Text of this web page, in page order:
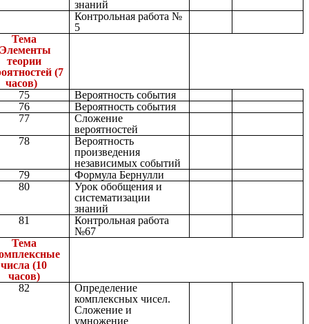
знаний
Контрольная работа №
5
Тема
теории
(7
часов)
75
Вероятность события
76
Вероятность события
77
Сложение
вероятностей
78
Вероятность
произведения
независимых событий
79
Формула Бернулли
80
Урок обобщения и
систематизации
знаний
81
Контрольная работа
№67
Тема
числа (10
часов)
82
Определение
комплексных чисел.
Сложение и
умножение